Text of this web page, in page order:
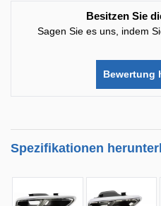
Besitzen Sie
Sagen Sie es uns, indem
Bewertung
Spezifikationen